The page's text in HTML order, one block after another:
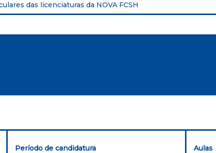
das licenciaturas da NOVA FCSH
Período de candidatura Aulas